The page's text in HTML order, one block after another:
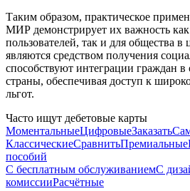
Таким образом, практическое
МИР демонстрирует их важность
пользователей, так и для общества
являются средством получения
способствуют интеграции граждан
страны, обеспечивая доступ к
льгот.
Часто ищут дебетовые карты
МоментальныеЦифровыеЗаказать
КлассическиеСравнитьПремиальные
пособий
С бесплатным обслуживаниемС
комиссииРасчётные